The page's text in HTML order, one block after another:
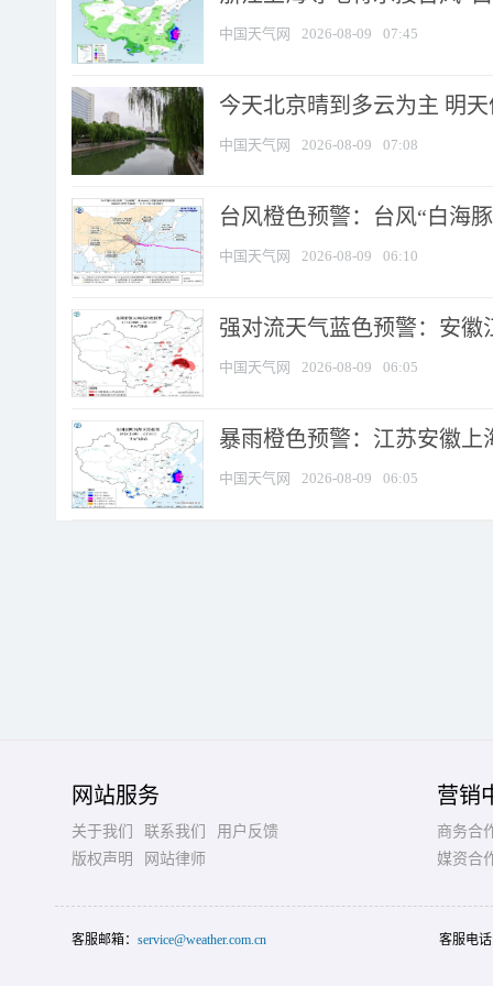
中国天气网 2026-08-09 07:45
今天北京晴到多云为主 明
中国天气网 2026-08-09 07:08
台风橙色预警：台风“白海
中国天气网 2026-08-09 06:10
强对流天气蓝色预警：安徽
中国天气网 2026-08-09 06:05
暴雨橙色预警：江苏安徽上
中国天气网 2026-08-09 06:05
网站服务
关于我们 联系我们
用户反馈
版权声明
网站律师
营销
商务合
媒资合
客服邮箱： service@weather.com.cn 客服电